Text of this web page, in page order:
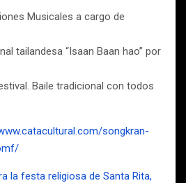
Musicales a cargo de
tailandesa “Isaan Baan hao” por
Baile tradicional con todos
songkran-
la festa religiosa de Santa Rita,